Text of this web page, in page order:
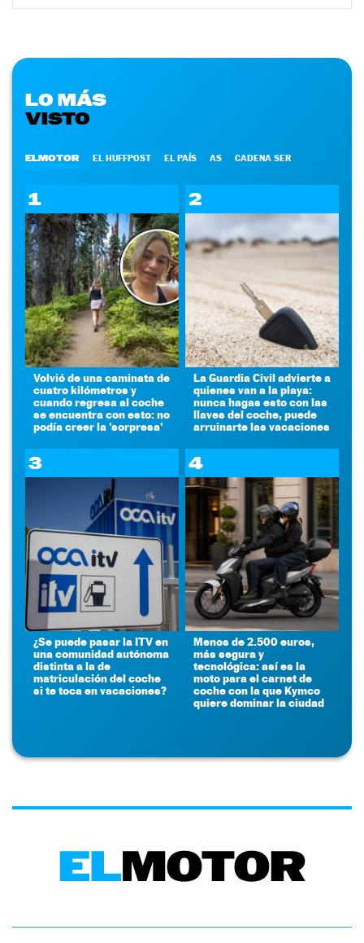
LO MÁS
VISTO
ELMOTOR EL HUFFPOST EL PAÍS AS CADENA SER
1
Volvió de una caminata de
cuatro kilómetros y
cuando regresa al coche
se encuentra con esto: no
podía creer la 'sorpresa'
2
La Guardia Civil advierte a
quienes van a la playa:
nunca hagas esto con las
llaves del coche, puede
arruinarte las vacaciones
3
¿Se puede pasar la ITV en
una comunidad autónoma
distinta a la de
matriculación del coche
si te toca en vacaciones?
4
Menos de 2.500 euros,
más segura y
tecnológica: así es la
moto para el carnet de
coche con la que Kymco
quiere dominar la ciudad